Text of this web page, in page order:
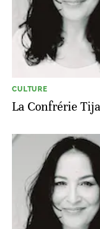
CULTURE
La Confrérie